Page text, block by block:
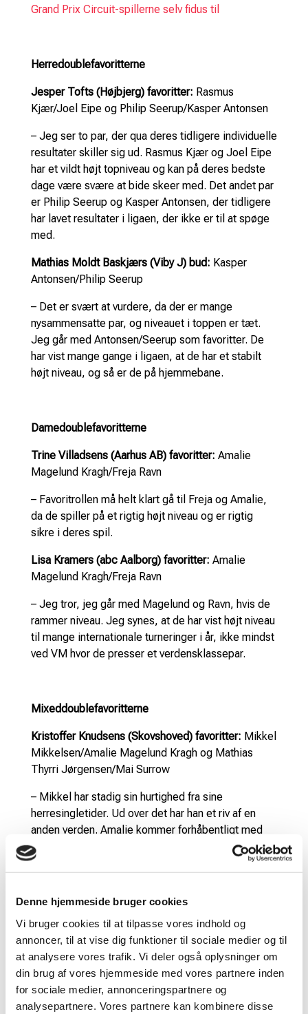
Denne hjemmeside bruger cookies
Vi bruger cookies til at tilpasse vores indhold og
annoncer, til at vise dig funktioner til sociale medier og til
at analysere vores trafik. Vi deler også oplysninger om
din brug af vores hjemmeside med vores partnere inden
for sociale medier, annonceringspartnere og
analysepartnere. Vores partnere kan kombinere disse
Grand Prix Circuit-spillerne selv fidus til
Herredoublefavoritterne
Jesper Tofts (Højbjerg) favoritter: Rasmus
Kjær/Joel Eipe og Philip Seerup/Kasper Antonsen
– Jeg ser to par, der qua deres tidligere individuelle
resultater skiller sig ud. Rasmus Kjær og Joel Eipe
har et vildt højt topniveau og kan på deres bedste
dage være svære at bide skeer med. Det andet par
er Philip Seerup og Kasper Antonsen, der tidligere
har lavet resultater i ligaen, der ikke er til at spøge
med.
Mathias Moldt Baskjærs (Viby J) bud: Kasper
Antonsen/Philip Seerup
– Det er svært at vurdere, da der er mange
nysammensatte par, og niveauet i toppen er tæt.
Jeg går med Antonsen/Seerup som favoritter. De
har vist mange gange i ligaen, at de har et stabilt
højt niveau, og så er de på hjemmebane.
Damedoublefavoritterne
Trine Villadsens (Aarhus AB) favoritter: Amalie
Magelund Kragh/Freja Ravn
– Favoritrollen må helt klart gå til Freja og Amalie,
da de spiller på et rigtig højt niveau og er rigtig
sikre i deres spil.
Lisa Kramers (abc Aalborg) favoritter: Amalie
Magelund Kragh/Freja Ravn
– Jeg tror, jeg går med Magelund og Ravn, hvis de
rammer niveau. Jeg synes, at de har vist højt niveau
til mange internationale turneringer i år, ikke mindst
ved VM hvor de presser et verdensklassepar.
Mixeddoublefavoritterne
Kristoffer Knudsens (Skovshoved) favoritter: Mikkel
Mikkelsen/Amalie Magelund Kragh og Mathias
Thyrri Jørgensen/Mai Surrow
– Mikkel har stadig sin hurtighed fra sine
herresingletider. Ud over det har han et riv af en
anden verden. Amalie kommer forhåbentligt med
selvtillid efter sit flotte VM i damedouble. Mai er
eminent i serv og retur og dækker det tætte net
blive et par, der højst sandsynligt spiller finale
Emilie Aalestrups (Odense OBK) favoritter:Mathias
Thyrri Jørgensen/Mai Surrow
– Jeg ser Thyrri og Mai til at vinde mixeddoublen,
da Thyrri har haft nogle gode sæsoner, og Mai har